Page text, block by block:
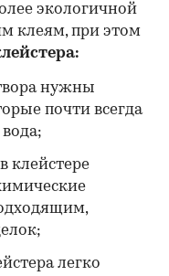
экологичной
клеям, при этом
нужны
почти всегда
в клейстере
легко